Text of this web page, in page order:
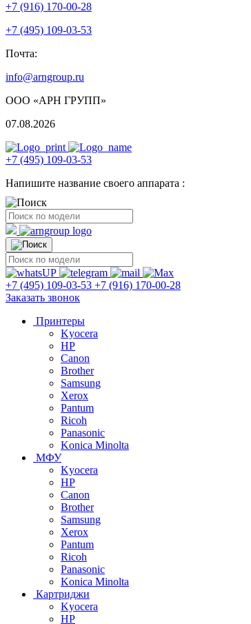
+7 (916) 170-00-28
+7 (495) 109-03-53
Почта:
info@arngroup.ru
ООО «АРН ГРУПП»
07.08.2026
+7 (495) 109-03-53
Напишите название своего аппарата :
+7 (495) 109-03-53 +7 (916) 170-00-28
Заказать звонок
Принтеры
Kyocera
HP
Canon
Brother
Samsung
Xerox
Pantum
Ricoh
Panasonic
Konica Minolta
МФУ
Kyocera
HP
Canon
Brother
Samsung
Xerox
Pantum
Ricoh
Panasonic
Konica Minolta
Картриджи
Kyocera
HP